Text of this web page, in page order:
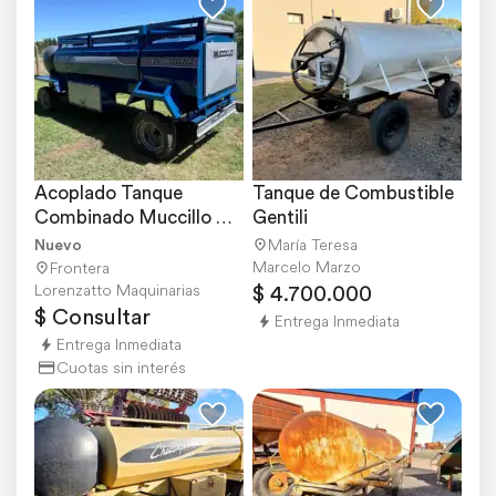
Acoplado Tanque
Combinado Muccillo
MAX 3000 Stock
Nuevo
Nuevo
Frontera
Lorenzatto Maquinarias
$ Consultar
Entrega Inmediata
Cuotas sin interés
Tanque de Combustible
Gentili
María Teresa
Marcelo Marzo
$ 4.700.000
Entrega Inmediata